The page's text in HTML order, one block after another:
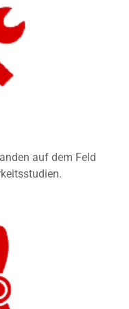
auf dem Feld